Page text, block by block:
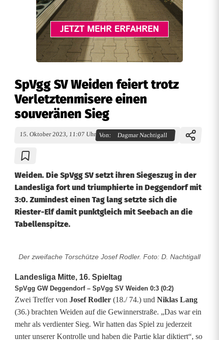
SpVgg SV Weiden feiert trotz
Verletztenmisere einen
souveränen Sieg
15. Oktober 2023, 11:07 Uhr Von: Dagmar Nachtigall
Weiden. Die SpVgg SV setzt ihren Siegeszug in der
Landesliga fort und triumphierte in Deggendorf mit
3:0. Zumindest einen Tag lang setzte sich die
Riester-Elf damit punktgleich mit Seebach an die
Tabellenspitze.
S
p
V
g
g
Der zweifache Torschütze Josef Rodler. Foto: D. Nachtigall
Landesliga Mitte, 16. Spieltag
SpVgg GW Deggendorf – SpVgg SV Weiden 0:3 (0:2)
Zwei Treffer von Josef Rodler (18./ 74.) und Niklas Lang
(36.) brachten Weiden auf die Gewinnerstraße. „Das war ein
mehr als verdienter Sieg. Wir hatten das Spiel zu jederzeit
unter unserer Kontrolle und haben die Partie klar diktiert“, so